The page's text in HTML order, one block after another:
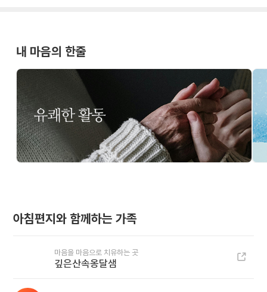
내 마음의 한줄
아침편지와 함께하는 가족
마음을 마음으로 치유하는 곳
깊은산속옹달샘